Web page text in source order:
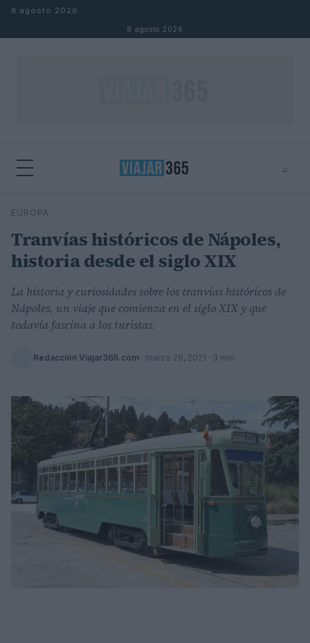
Saltar al contenido
8 agosto 2026
8 agosto 2026
⌕
Buscar
EUROPA
Tranvías históricos de Nápoles,
historia desde el siglo XIX
La historia y curiosidades sobre los tranvías históricos de
Nápoles, un viaje que comienza en el siglo XIX y que
todavía fascina a los turistas.
Redacción Viajar365.com · marzo 29, 2021 · 3 min